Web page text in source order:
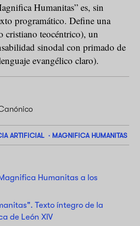
Humanitas” es, sin
programático. Define una
cristiano teocéntrico), un
sinodal con primado de
evangélico claro).
ARTIFICIAL MAGNIFICA HUMANITAS
Humanitas a los
Texto íntegro de la
de León XIV